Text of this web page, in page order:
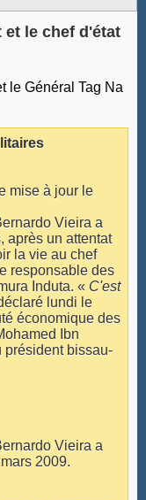
et le chef d'état
le Général Tag Na
mise à jour le
Vieira a
après un attentat
la vie au chef
responsable des
Induta. « C'est
lundi le
économique des
Ibn
président bissau-
Vieira a
2009.